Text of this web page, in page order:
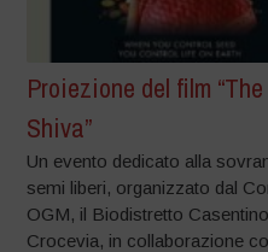
Proiezione del film
Shiva”
Un evento dedicato alla
semi liberi, organizzato dal
OGM, il Biodistretto
Crocevia, in collaborazione